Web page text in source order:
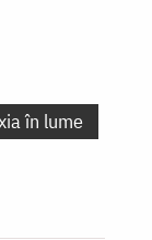
în lume